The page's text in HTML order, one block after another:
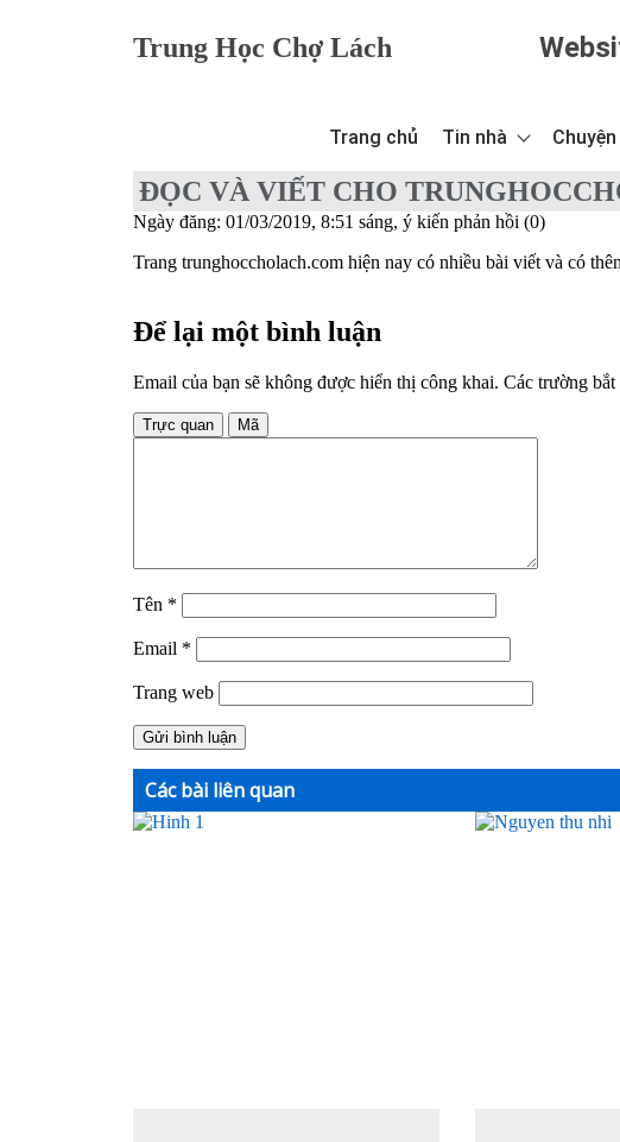
Trung Học Chợ Lách
Trang chủ Tin nhà
ĐỌC VÀ VIẾT CHO
Ngày đăng: 01/03/2019, 8:51 sáng, ý kiến phản hồi (0)
Trang trunghoccholach.com hiện nay có nhiều bài viết và có
Để lại một bình luận
Email của bạn sẽ không được hiển thị công khai. Các trường bắt
Trực quan Mã
Tên *
Email *
Trang web
Các bài liên quan